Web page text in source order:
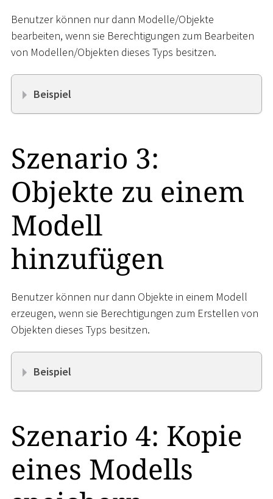
Benutzer können nur dann Modelle/Objekte
bearbeiten, wenn sie Berechtigungen zum Bearbeiten
von Modellen/Objekten dieses Typs besitzen.
Beispiel
Szenario 3:
Objekte zu einem
Modell
hinzufügen
Benutzer können nur dann Objekte in einem Modell
erzeugen, wenn sie Berechtigungen zum Erstellen von
Objekten dieses Typs besitzen.
Beispiel
Szenario 4: Kopie
eines Modells